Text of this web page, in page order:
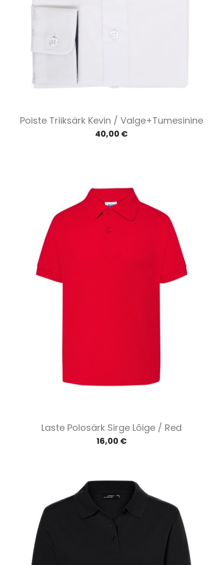
Poiste Triiksärk Kevin / Valge+tumesinine
40,00 €
Laste Polosärk Sirge Lõige / Red
16,00 €